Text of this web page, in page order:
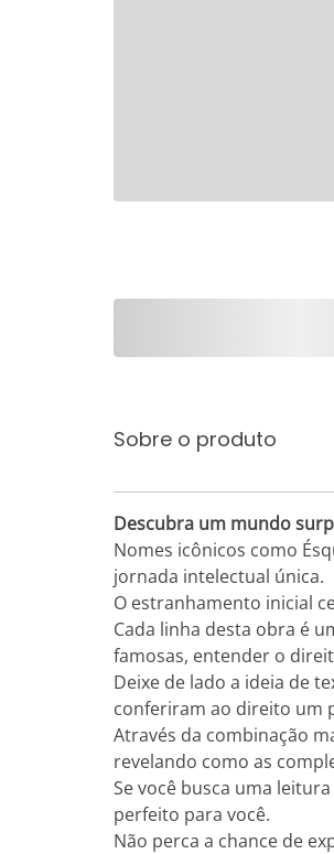
Sobre o produto
Descubra um mundo
Nomes icônicos como
jornada intelectual única.
O estranhamento inicial
Cada linha desta obra é
famosas, entender o
Deixe de lado a ideia de
conferiram ao direito um
Através da combinação
revelando como as
Se você busca uma
perfeito para você.
Não perca a chance de